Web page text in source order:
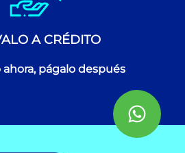
A CRÉDITO
págalo después